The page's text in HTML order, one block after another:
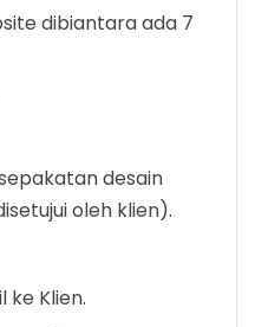
dibiantara ada 7
desain
oleh klien).
ke Klien.